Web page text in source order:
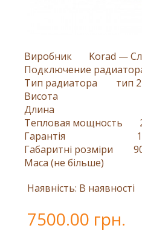
Виробник
Korad —
Подключение
Тип радиатора
тип
Висота
Длина
Тепловая мощность
Гарантія
Габаритні розміри
Маса (не більше)
Наявність: В наявності
7500.00 грн.